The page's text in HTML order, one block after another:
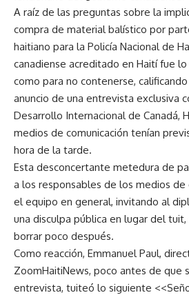
A raíz de las preguntas sobre la
compra de material balístico por
haitiano para la Policía Nacional de
canadiense acreditado en Haití fue
como para no contenerse,
anuncio de una entrevista exclusiva
Desarrollo Internacional de Canadá,
medios de comunicación tenían
hora de la tarde.
Esta desconcertante metedura de
a los responsables de los medios de
el equipo en general, invitando al
una disculpa pública en lugar del
borrar poco después.
Como reacción, Emmanuel Paul,
ZoomHaitiNews, poco antes de que
entrevista, tuiteó lo siguiente